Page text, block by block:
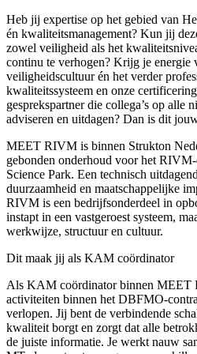
Heb jij expertise op het gebied van
én kwaliteitsmanagement? Kun jij
zowel veiligheid als het
continu te verhogen? Krijg je energie
veiligheidscultuur én het verder
kwaliteitssysteem en onze
gesprekspartner die collega’s op alle
adviseren en uitdagen? Dan is dit
MEET RIVM is binnen Strukton
gebonden onderhoud voor het
Science Park. Een technisch
duurzaamheid en maatschappelijke
RIVM is een bedrijfsonderdeel in
instapt in een vastgeroest systeem,
werkwijze, structuur en cultuur.
Dit maak jij als KAM coördinator
Als KAM coördinator binnen MEET
activiteiten binnen het
verlopen. Jij bent de verbindende
kwaliteit borgt en zorgt dat alle
de juiste informatie. Je werkt nauw